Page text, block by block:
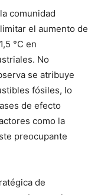
comunidad
el aumento de
°C en
No
se atribuye
fósiles, lo
de efecto
como la
preocupante
de